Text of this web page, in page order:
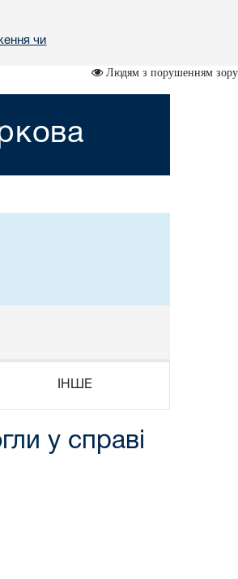
чи
Людям з порушенням зору
ІНШЕ
у справі